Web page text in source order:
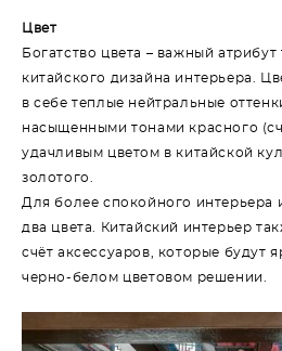
Цвет
Богатство цвета – важный
китайского дизайна интерьера.
в себе теплые нейтральные
насыщенными тонами красного
удачливым цветом в китайской
золотого.
Для более спокойного интерьера
два цвета. Китайский интерьер
счёт аксессуаров, которые будут
черно-белом цветовом решении.